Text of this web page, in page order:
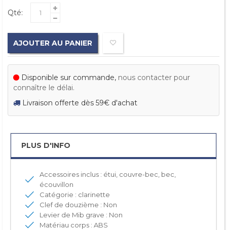
Qté:
AJOUTER AU PANIER
Disponible sur commande, nous contacter pour
connaître le délai.
Livraison offerte dès 59€ d'achat
PLUS D'INFO
Accessoires inclus : étui, couvre-bec, bec,
écouvillon
Catégorie : clarinette
Clef de douzième : Non
Levier de Mib grave : Non
Matériau corps : ABS